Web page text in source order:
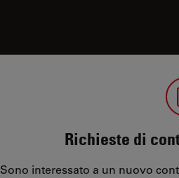
Richieste di
Sono interessato a un nuovo